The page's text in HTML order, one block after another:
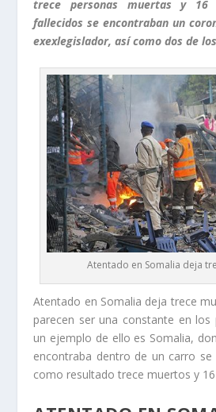
trece personas muertas y 16
fallecidos se encontraban un
exexlegislador, así como dos de
Atentado en Somalia deja
Atentado en Somalia deja trece
parecen ser una constante en los
un ejemplo de ello es Somalia,
encontraba dentro de un carro
como resultado trece muertos y